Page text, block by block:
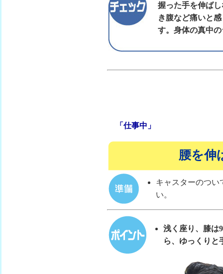
握った手を伸ば
き腹など痛いと
す。身体の真中
「仕事中」
腰を伸
キャスターのつい
い。
浅く座り、膝は
ら、ゆっくりと